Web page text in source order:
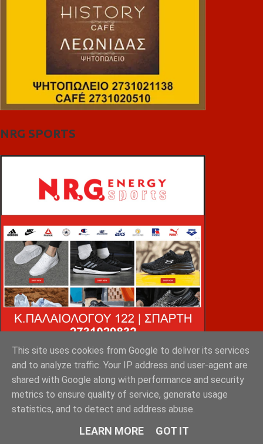
NRG SPORTS
VOiD ΣΠΑΡΤΗ
This site uses cookies from Google to deliver its services
and to analyze traffic. Your IP address and user-agent are
shared with Google along with performance and security
metrics to ensure quality of service, generate usage
statistics, and to detect and address abuse.
LEARN MORE GOT IT